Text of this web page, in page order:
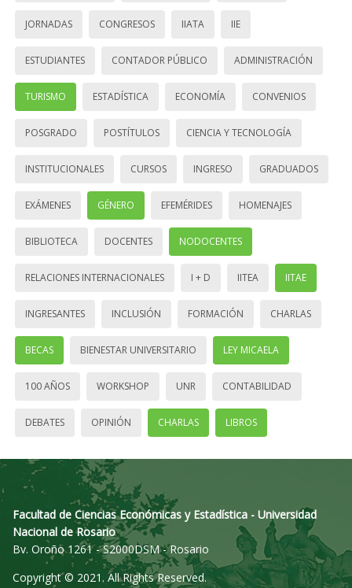
JORNADAS CONGRESOS IIATA IIE
ESTUDIANTES CONTADOR PÚBLICO ADMINISTRACIÓN
TURISMO ESTADÍSTICA ECONOMÍA CONVENIOS
POSGRADO POSTÍTULOS CIENCIA Y TECNOLOGÍA
INSTITUCIONALES CURSOS INGRESO GRADUADOS
EXÁMENES GÉNERO EFEMÉRIDES HOMENAJES
BIBLIOTECA DOCENTES NODOCENTES
RELACIONES INTERNACIONALES I + D IITEA IITAE
INGRESANTES INCLUSIÓN FORMACIÓN CHARLAS
BECAS BIENESTAR UNIVERSITARIO LEY MICAELA
100 AÑOS WORKSHOP UNR CONTABILIDAD
DEBATES OPINIÓN CHARLAS LIBROS
Facultad de Ciencias Económicas y Estadística - Universidad
Nacional de Rosario
Bv. Oroño 1261 - S2000DSM - Rosario
Copyright © 2021. All Rights Reserved.